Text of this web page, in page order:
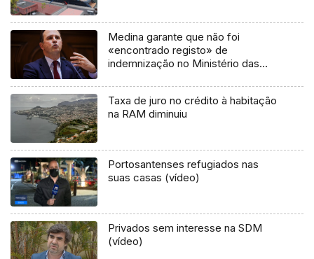
Medina garante que não foi
«encontrado registo» de
indemnização no Ministério das
Taxa de juro no crédito à habitação
na RAM diminuiu
Portosantenses refugiados nas
suas casas (vídeo)
Privados sem interesse na SDM
(vídeo)